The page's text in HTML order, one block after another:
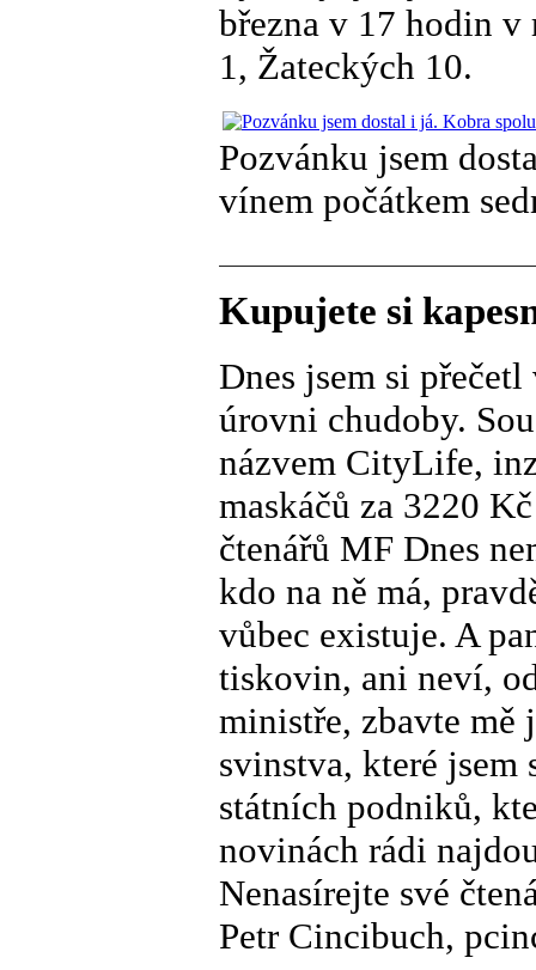
března v 17 hodin v
1, Žateckých 10.
Pozvánku jsem
vínem počátkem
Kupujete si
Dnes jsem si
úrovni chudoby.
názvem CityLife,
maskáčů za 3220
čtenářů MF Dnes
kdo na ně má,
vůbec existuje. A
tiskovin, ani neví,
ministře, zbavte mě
svinstva, které jsem
státních podniků,
novinách rádi
Nenasírejte své
Petr Cincibuch,